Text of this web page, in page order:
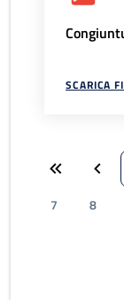
SCARICA
7
8